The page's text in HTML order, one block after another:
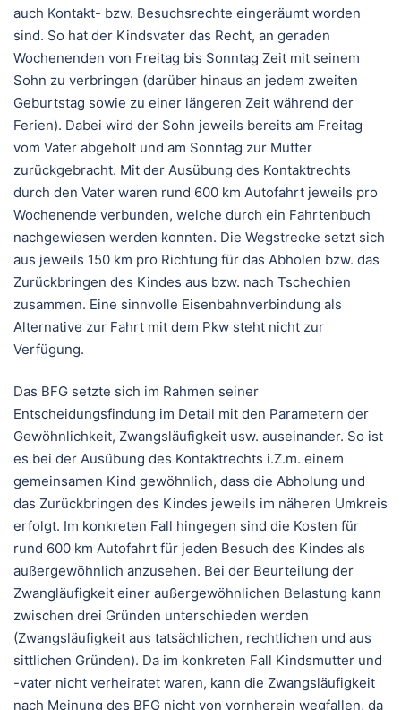
auch Kontakt- bzw. Besuchsrechte eingeräumt worden
sind. So hat der Kindsvater das Recht, an geraden
Wochenenden von Freitag bis Sonntag Zeit mit seinem
Sohn zu verbringen (darüber hinaus an jedem zweiten
Geburtstag sowie zu einer längeren Zeit während der
Ferien). Dabei wird der Sohn jeweils bereits am Freitag
vom Vater abgeholt und am Sonntag zur Mutter
zurückgebracht. Mit der Ausübung des Kontaktrechts
durch den Vater waren rund 600 km Autofahrt jeweils pro
Wochenende verbunden, welche durch ein Fahrtenbuch
nachgewiesen werden konnten. Die Wegstrecke setzt sich
aus jeweils 150 km pro Richtung für das Abholen bzw. das
Zurückbringen des Kindes aus bzw. nach Tschechien
zusammen. Eine sinnvolle Eisenbahnverbindung als
Alternative zur Fahrt mit dem Pkw steht nicht zur
Verfügung.
Das BFG setzte sich im Rahmen seiner
Entscheidungsfindung im Detail mit den Parametern der
Gewöhnlichkeit, Zwangsläufigkeit usw. auseinander. So ist
es bei der Ausübung des Kontaktrechts i.Z.m. einem
gemeinsamen Kind gewöhnlich, dass die Abholung und
das Zurückbringen des Kindes jeweils im näheren Umkreis
erfolgt. Im konkreten Fall hingegen sind die Kosten für
rund 600 km Autofahrt für jeden Besuch des Kindes als
außergewöhnlich anzusehen. Bei der Beurteilung der
Zwangläufigkeit einer außergewöhnlichen Belastung kann
zwischen drei Gründen unterschieden werden
(Zwangsläufigkeit aus tatsächlichen, rechtlichen und aus
sittlichen Gründen). Da im konkreten Fall Kindsmutter und
-vater nicht verheiratet waren, kann die Zwangsläufigkeit
nach Meinung des BFG nicht von vornherein wegfallen, da